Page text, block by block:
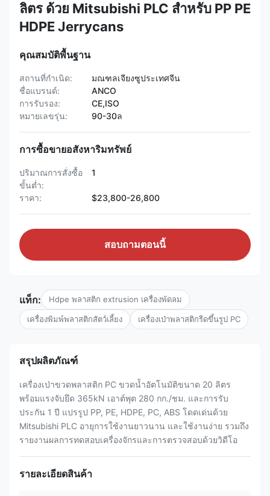
ลิตร ด้วย Mitsubishi PLC สําหรับ PP PE
HDPE Jerrycans
คุณสมบัติพื้นฐาน
สถานที่กำเนิด:
มณฑลเจียงซูประเทศจีน
ชื่อแบรนด์:
ANCO
การรับรอง:
CE,ISO
หมายเลขรุ่น:
90-30ล
การซื้อขายอสังหาริมทรัพย์
ปริมาณการสั่งซื้อ
ขั้นต่ำ:
1
ราคา: $23,800-26,800
สอบถามตอนนี้
แท็ก: Hdpe พลาสติก extrusion เครื่องพัดลม
เครื่องพิมพ์พลาสติกสัตว์เลี้ยง เครื่องเป่าพลาสติกรีดขึ้นรูป PC
สรุปผลิตภัณฑ์
เครื่องเป่าขวดพลาสติก PC ขวดน้ำอัตโนมัติขนาด 20 ลิตร
พร้อมแรงจับยึด 365kN เอาต์พุต 280 กก./ชม. และการรับ
ประกัน 1 ปี แปรรูป PP, PE, HDPE, PC, ABS โดดเด่นด้วย
Mitsubishi PLC อายุการใช้งานยาวนาน และใช้งานง่าย รวมถึง
รายงานผลการทดสอบเครื่องจักรและการตรวจสอบด้วยวิดีโอ
รายละเอียดสินค้า